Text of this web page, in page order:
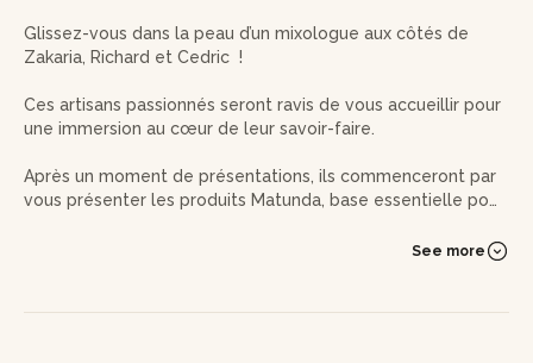
Glissez-vous dans la peau d’un mixologue aux côtés de
Zakaria, Richard et Cedric !
Ces artisans passionnés seront ravis de vous accueillir pour
une immersion au cœur de leur savoir-faire.
Après un moment de présentations, ils commenceront par
vous présenter les produits Matunda, base essentielle pour
mixologie. Vous découvrirez ainsi les différents outils, les
See more